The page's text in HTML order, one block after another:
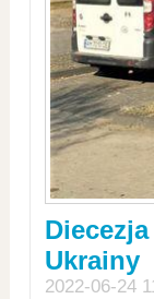
Ukrainy
2022-06-24